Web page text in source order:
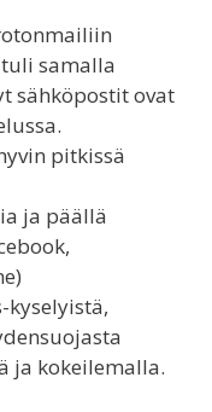
samalla
sähköpostit ovat
pitkissä
ja päällä
ja kokeilemalla.